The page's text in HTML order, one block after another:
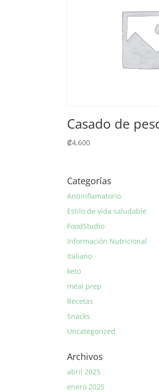
Casado de
₡4,600
Categorías
Antiinflamatorio
Estilo de vida saludable
FoodStudio
Información Nutricional
Italiano
keto
meal prep
Recetas
Snacks
Uncategorized
Archivos
abril 2025
enero 2025